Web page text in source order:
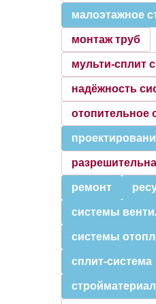
малоэтажное
монтаж труб
мульти-сплит
надёжность
отопительное
ремонт
системы
системы
сплит-система